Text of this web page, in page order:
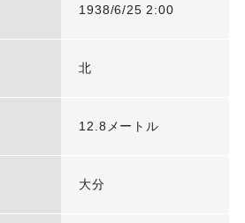
1938/6/25 2:00
北
12.8メートル
大分